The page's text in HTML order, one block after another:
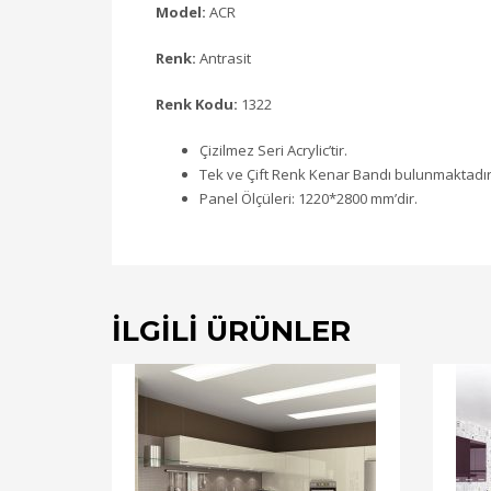
Model: ACR
Renk: Antrasit
Renk Kodu: 1322
Çizilmez Seri Acrylic’tir.
Tek ve Çift Renk Kenar Bandı
Panel Ölçüleri: 1220*2800 mm’dir.
İLGILI ÜRÜNLER